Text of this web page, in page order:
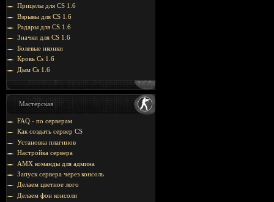
Прицелы для CS 1.6
Взрывы для CS 1.6
Радары для CS 1.6
Значки для CS 1.6
Болевые иконки
Кровь Cs 1.6
Дым Cs 1.6
Мастерская
FAQ - по серверам
Как создать сервер CS
Установка плагинов
Настройка сервера
AMX команды для админа
Запуск сервера через консоль
Делаем цветное лого
Делаем фон консоли